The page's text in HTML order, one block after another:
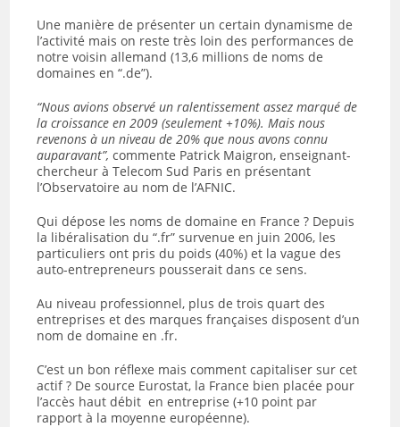
Une manière de présenter un certain dynamisme de
l’activité mais on reste très loin des performances de
notre voisin allemand (13,6 millions de noms de
domaines en “.de”).
“Nous avions observé un ralentissement assez marqué de
la croissance en 2009 (seulement +10%). Mais nous
revenons à un niveau de 20% que nous avons connu
auparavant”, commente Patrick Maigron, enseignant-
chercheur à Telecom Sud Paris en présentant
l’Observatoire au nom de l’AFNIC.
Qui dépose les noms de domaine en France ? Depuis
la libéralisation du “.fr” survenue en juin 2006, les
particuliers ont pris du poids (40%) et la vague des
auto-entrepreneurs pousserait dans ce sens.
Au niveau professionnel, plus de trois quart des
entreprises et des marques françaises disposent d’un
nom de domaine en .fr.
C’est un bon réflexe mais comment capitaliser sur cet
actif ? De source Eurostat, la France bien placée pour
l’accès haut débit en entreprise (+10 point par
rapport à la moyenne européenne).